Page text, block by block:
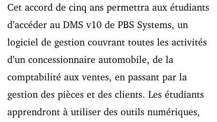
Cet accord de cinq ans permettra aux étudiants
d’accéder au DMS v10 de PBS Systems, un
logiciel de gestion couvrant toutes les activités
d’un concessionnaire automobile, de la
comptabilité aux ventes, en passant par la
gestion des pièces et des clients. Les étudiants
apprendront à utiliser des outils numériques,